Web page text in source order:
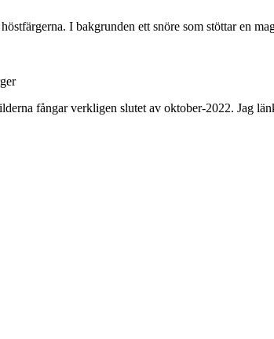
I bakgrunden ett snöre som stöttar en
fångar verkligen slutet av oktober-2022. Jag